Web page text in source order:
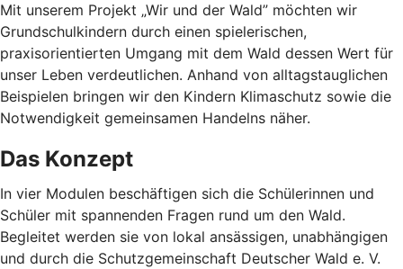
Mit unserem Projekt „Wir und der Wald” möchten wir
Grundschulkindern durch einen spielerischen,
praxisorientierten Umgang mit dem Wald dessen Wert für
unser Leben verdeutlichen. Anhand von alltagstauglichen
Beispielen bringen wir den Kindern Klimaschutz sowie die
Notwendigkeit gemeinsamen Handelns näher.
Das Konzept
In vier Modulen beschäftigen sich die Schülerinnen und
Schüler mit spannenden Fragen rund um den Wald.
Begleitet werden sie von lokal ansässigen, unabhängigen
und durch die Schutzgemeinschaft Deutscher Wald e. V.